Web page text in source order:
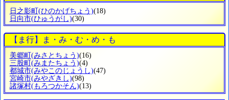
日之影町(ひのかげちょう)(18)
日向市(ひゅうがし)(30)
【ま行】ま・み・む・め・も
美郷町 (みさとちょう)(16)
三股町 (みまたちょう)(4)
都城市(みやこのじょうし)(47)
宮崎市(みやざきし)(98)
諸塚村(もろつかそん)(13)